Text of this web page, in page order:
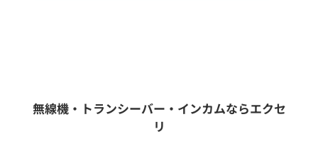
フリーワード入力(製品名等)
無線機・トランシーバー・インカムならエクセ
リ